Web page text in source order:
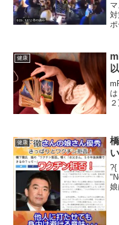
健康
健康
?{